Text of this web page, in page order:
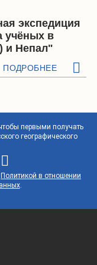
экспедиция
учёных в
и Непал"
ПОДРОБНЕЕ
первыми получать
географического
Политикой в отношении
.